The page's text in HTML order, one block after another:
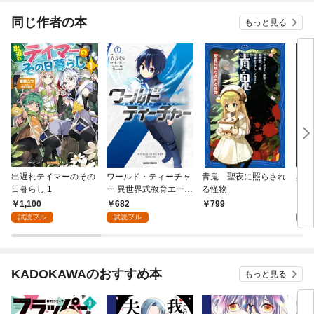
同じ作者の本 もっと見る
出遅れテイマーのその
日暮らし 1
1,100
試読フル
ワールド・ティーチャ
ー 異世界式教育エージ
ェント 1
682
試読フル
青鬼 聖夜に照らされ
る怪物
799
異
KADOKAWAのおすすめ本 もっと見る